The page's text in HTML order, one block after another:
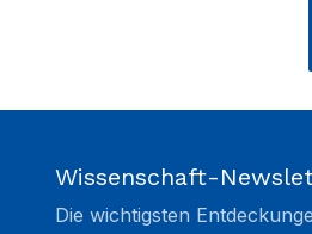
Wissenschaft-
Die wichtigsten